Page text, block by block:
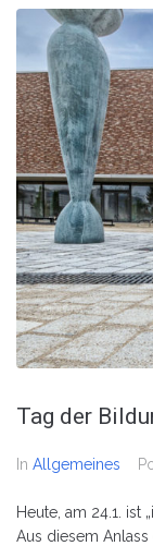
Tag der
In Allgemeines
Heute, am 24.1. ist
Aus diesem